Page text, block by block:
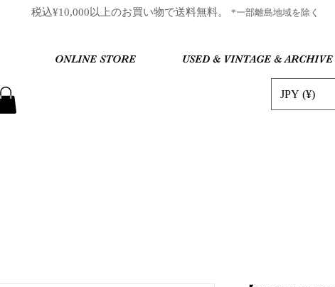
​税込¥10,000以上のお買い物で送料無料。 *一部離島地域を除く
ONLINE STORE USED & VINTAGE & ARCHIVE
JPY (¥)